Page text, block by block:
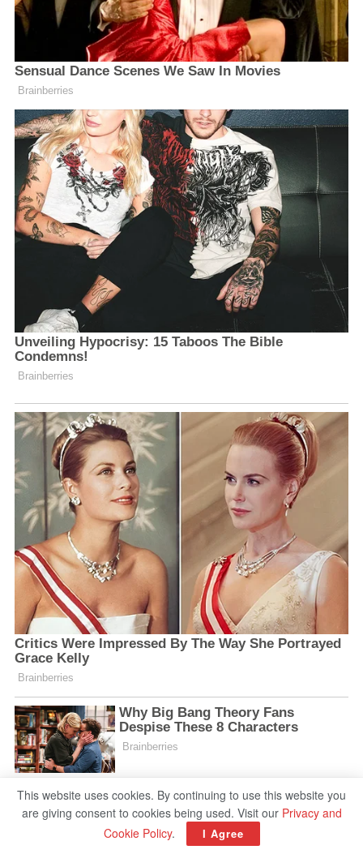
This website uses cookies. By continuing to use this website you
are giving consent to cookies being used. Visit our Privacy and
Cookie Policy. I Agree